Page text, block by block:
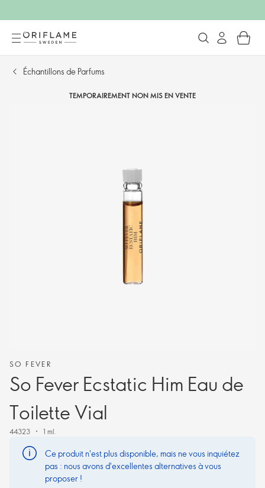
Échantillons de Parfums
TEMPORAIREMENT NON MIS EN VENTE
SO FEVER
So Fever Ecstatic Him Eau de
Toilette Vial
44323 1 ml.
Ce produit n'est plus disponible, mais ne vous inquiétez
pas : nous avons d'excellentes alternatives à vous
proposer !